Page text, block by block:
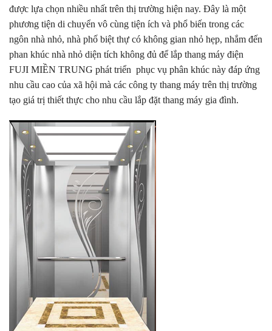
được lựa chọn nhiều nhất trên thị trường hiện nay. Đây là một
phương tiện di chuyển vô cùng tiện ích và phổ biến trong các
ngôn nhà nhỏ, nhà phố biệt thự có không gian nhỏ hẹp, nhắm đến
phan khúc nhà nhỏ diện tích không đủ để lắp thang máy điện
FUJI MIỀN TRUNG phát triển phục vụ phân khúc này đáp ứng
nhu cầu cao của xã hội mà các công ty thang máy trên thị trường
tạo giá trị thiết thực cho nhu cầu lắp đặt thang máy gia đình.